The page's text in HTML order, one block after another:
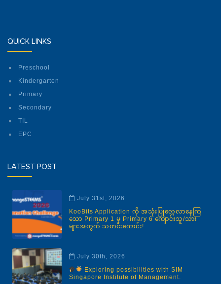
QUICK LINKS
Preschool
Kindergarten
Primary
Secondary
TIL
EPC
LATEST POST
July 31st, 2026
KooBits Application ကို အသုံးပြုလေ့လာနေကြ
သော Primary 1 မှ Primary 6 ကျောင်းသူ/သား
များအတွက် သတင်းကောင်း!
July 30th, 2026
Exploring possibilities with SIM
Singapore Institute of Management.